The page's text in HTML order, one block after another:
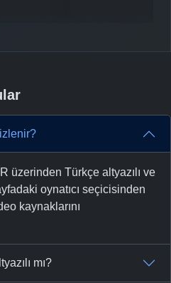
üzerinden Türkçe altyazılı ve
oynatıcı seçicisinden
kaynaklarını
mı?